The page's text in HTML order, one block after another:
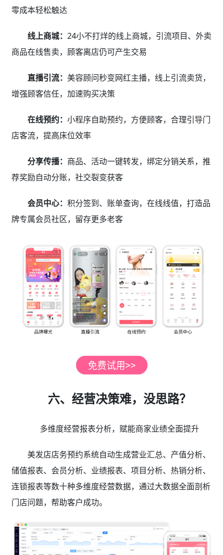
零成本轻松触达
线上商城： 24小不打烊的线上商城，引流项目、外卖
商品在线售卖，顾客离店仍可产生交易
直播引流： 美容顾问秒变网红主播，线上引流卖货，
增强顾客信任，加速购买决策
在线预约： 小程序自助预约，方便顾客，合理引导门
店客流，提高床位效率
分享传播： 商品、活动一键转发，绑定分销关系，推
荐奖励自动分账，社交裂变获客
会员中心： 积分签到、账单查询，在线线值，打造品
牌专属会员社区，留存更多老客
六、经营决策难，没思路？
多维度经营报表分析，赋能商家业绩全面提升
美发店店务预约系统自动生成营业汇总、产值分析、
储值报表、会员分析、业绩报表、项目分析、热销分析、
连锁报表等数十种多维度经营数据，通过大数据全面剖析
门店问题，帮助客户成功。